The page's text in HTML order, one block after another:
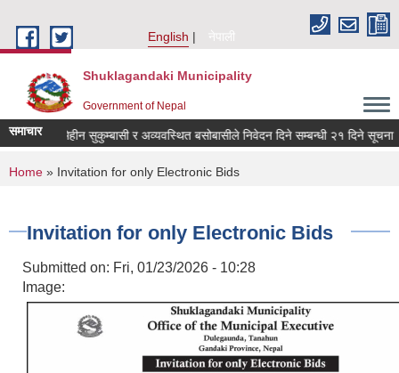
English
नेपाली
Shuklagandaki Municipality
Government of Nepal
समाचार
दलित, भूमिहीन सुकुम्बासी र अव्यवस्थित बसोबासीले निवेदन दिने सम्बन्धी २१ दिने सूचना ।
You are here
Home » Invitation for only Electronic Bids
Invitation for only Electronic Bids
Submitted on: Fri, 01/23/2026 - 10:28
Image: